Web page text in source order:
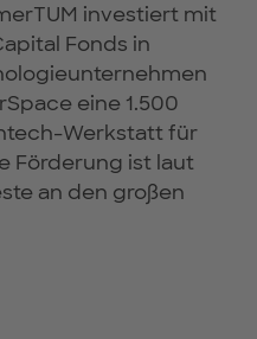
investiert mit
Fonds in
eine 1.500
Werkstatt für
Förderung ist laut
an den großen